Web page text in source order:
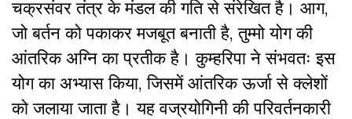
चक्रसंवर तंत्र के मंडल की गति से संरेखित है। आग,
जो बर्तन को पकाकर मजबूत बनाती है, तुम्मो योग की
आंतरिक अग्नि का प्रतीक है। कुम्हरिपा ने संभवतः इस
योग का अभ्यास किया, जिसमें आंतरिक ऊर्जा से क्लेशों
को जलाया जाता है। यह वज्रयोगिनी की परिवर्तनकारी